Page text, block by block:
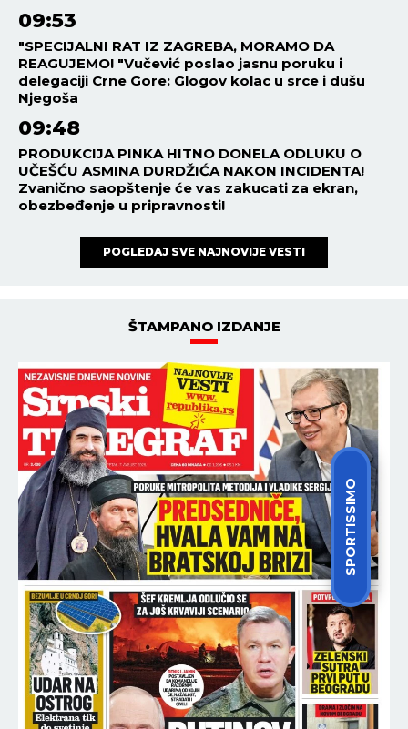
SPORTISSIMO
09:53
"SPECIJALNI RAT IZ ZAGREBA, MORAMO DA
REAGUJEMO! "Vučević poslao jasnu poruku i
delegaciji Crne Gore: Glogov kolac u srce i dušu
Njegoša
09:48
PRODUKCIJA PINKA HITNO DONELA ODLUKU O
UČEŠĆU ASMINA DURDŽIĆA NAKON INCIDENTA!
Zvanično saopštenje će vas zakucati za ekran,
obezbeđenje u pripravnosti!
POGLEDAJ SVE NAJNOVIJE VESTI
ŠTAMPANO IZDANJE